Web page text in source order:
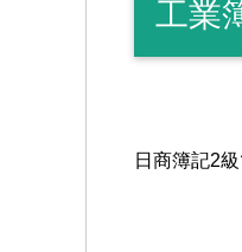
工業
日商簿記2